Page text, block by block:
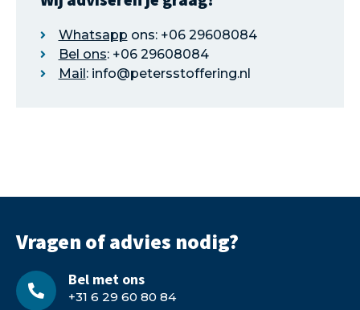
Whatsapp ons: +06 29608084
Bel ons: +06 29608084
Mail : info@petersstoffering.nl
Vragen of advies nodig?
Bel met ons
+31 6 29 60 80 84